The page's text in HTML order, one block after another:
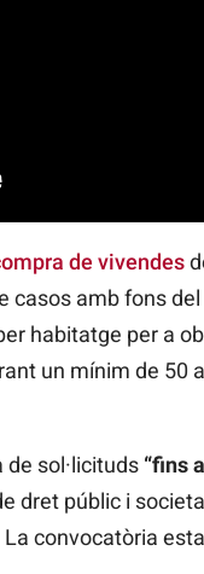
de vivendes
amb fons
habitatge per a
un mínim de 50
de sol·licituds“fins
dret públic i
convocatòria